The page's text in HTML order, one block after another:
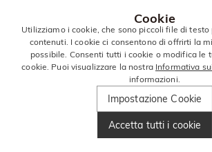
Cookie
Utilizziamo i cookie, che sono piccoli file di testo
contenuti. I cookie ci consentono di offrirti la
possibile. Consenti tutti i cookie o modifica le
cookie. Puoi visualizzare la nostra Informativa
informazioni.
Impostazione Cookie
Accetta tutti i cookie